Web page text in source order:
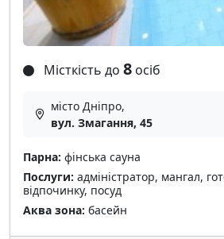
Місткість до 8 осіб
місто Дніпро,
вул. Змагання, 45
Парна: фінська сауна
Послуги: адміністратор, мангал,
відпочинку, посуд
Аква зона: басейн